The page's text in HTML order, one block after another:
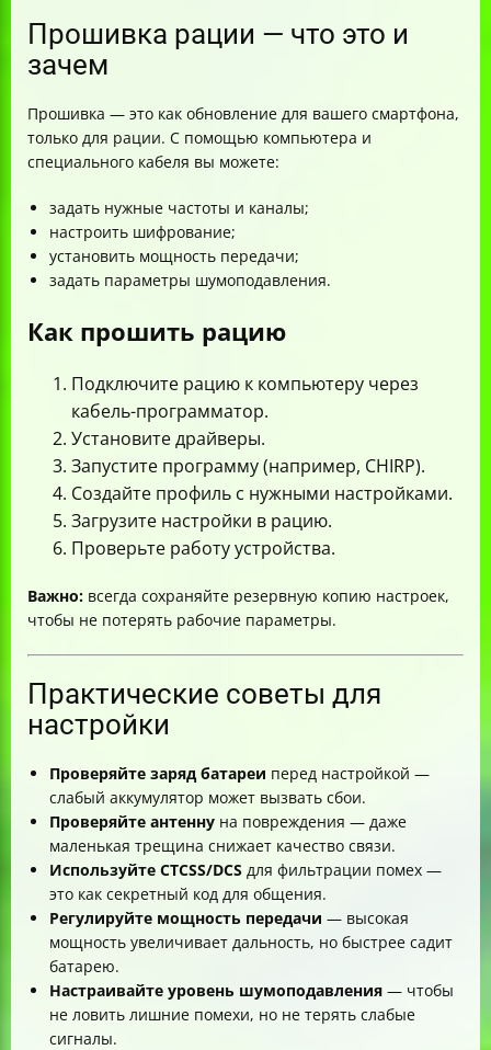
Прошивка рации — что это и
зачем
Прошивка — это как обновление для вашего смартфона,
только для рации. С помощью компьютера и
специального кабеля вы можете:
задать нужные частоты и каналы;
настроить шифрование;
установить мощность передачи;
задать параметры шумоподавления.
Как прошить рацию
Подключите рацию к компьютеру через
кабель-программатор.
Установите драйверы.
Запустите программу (например, CHIRP).
Создайте профиль с нужными настройками.
Загрузите настройки в рацию.
Проверьте работу устройства.
Важно: всегда сохраняйте резервную копию настроек,
чтобы не потерять рабочие параметры.
Практические советы для
настройки
Проверяйте заряд батареи перед настройкой —
слабый аккумулятор может вызвать сбои.
Проверяйте антенну на повреждения — даже
маленькая трещина снижает качество связи.
Используйте CTCSS/DCS для фильтрации помех —
это как секретный код для общения.
Регулируйте мощность передачи — высокая
мощность увеличивает дальность, но быстрее садит
батарею.
Настраивайте уровень шумоподавления — чтобы
не ловить лишние помехи, но не терять слабые
сигналы.